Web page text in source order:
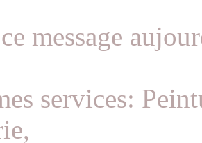
message
services: